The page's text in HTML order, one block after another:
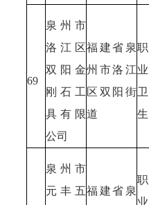
69
泉州市
洛江区
双阳金
刚石工
具有限
公司
福建省泉
州市洛江
区双阳街
道
职
业
卫
生
泉州市
元丰五福建省泉
职
业